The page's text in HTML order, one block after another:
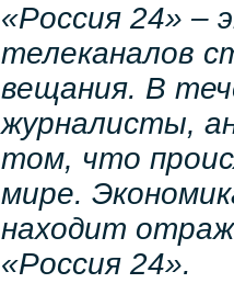
«Россия 24» –
телеканалов
вещания. В
журналисты,
том, что
мире.
находит
«Россия 24».